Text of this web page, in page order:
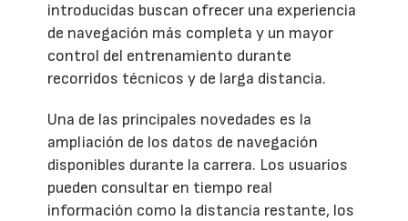
introducidas buscan ofrecer una experiencia
de navegación más completa y un mayor
control del entrenamiento durante
recorridos técnicos y de larga distancia.
Una de las principales novedades es la
ampliación de los datos de navegación
disponibles durante la carrera. Los usuarios
pueden consultar en tiempo real
información como la distancia restante, los